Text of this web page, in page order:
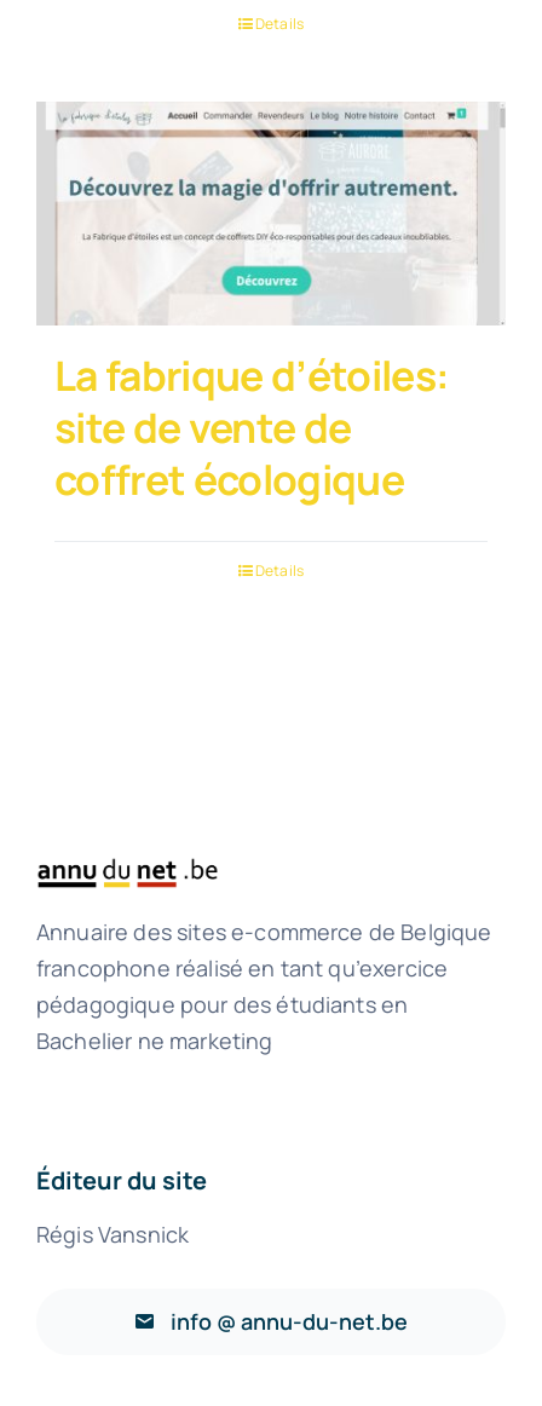
Details
La fabrique d’étoiles:
site de vente de
coffret écologique
Details
Annuaire des sites e-commerce de Belgique
francophone réalisé en tant qu’exercice
pédagogique pour des étudiants en
Bachelier ne marketing
Éditeur du site
Régis Vansnick
info @ annu-du-net.be